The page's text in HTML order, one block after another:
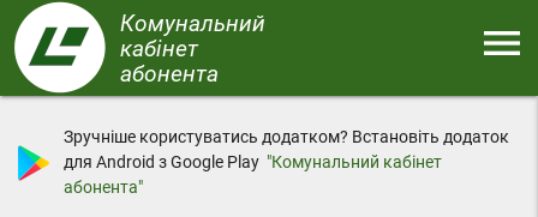
Перейти
до
основного
вмісту
Комунальний
кабінет
абонента
menu
Зручніше користуватись додатком? Встановіть додаток
для Android з Google Play "Комунальний кабінет
абонента"